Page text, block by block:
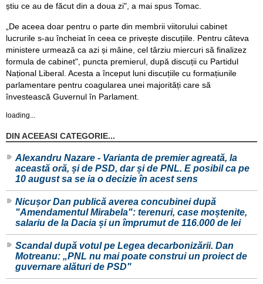
știu ce au de făcut din a doua zi", a mai spus Tomac.
„De aceea doar pentru o parte din membrii viitorului cabinet
lucrurile s-au încheiat în ceea ce privește discuțiile. Pentru câteva
ministere urmează ca azi și mâine, cel târziu miercuri să finalizez
formula de cabinet", puncta premierul, după discuții cu Partidul
Național Liberal. Acesta a început luni discuțiile cu formațiunile
parlamentare pentru coagularea unei majorități care să
învestească Guvernul în Parlament.
loading...
DIN ACEEASI CATEGORIE...
Alexandru Nazare - Varianta de premier agreată, la
această oră, și de PSD, dar și de PNL. E posibil ca pe
10 august sa se ia o decizie în acest sens
Nicușor Dan publică averea concubinei după
"Amendamentul Mirabela": terenuri, case moștenite,
salariu de la Dacia și un împrumut de 116.000 de lei
Scandal după votul pe Legea decarbonizării. Dan
Motreanu: „PNL nu mai poate construi un proiect de
guvernare alături de PSD"